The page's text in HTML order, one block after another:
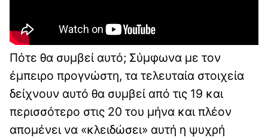
Πότε θα συμβεί αυτό; Σύμφωνα με τον
έμπειρο προγνώστη, τα τελευταία στοιχεία
δείχνουν αυτό θα συμβεί από τις 19 και
περισσότερο στις 20 του μήνα και πλέον
απομένει να «κλειδώσει» αυτή η ψυχρή